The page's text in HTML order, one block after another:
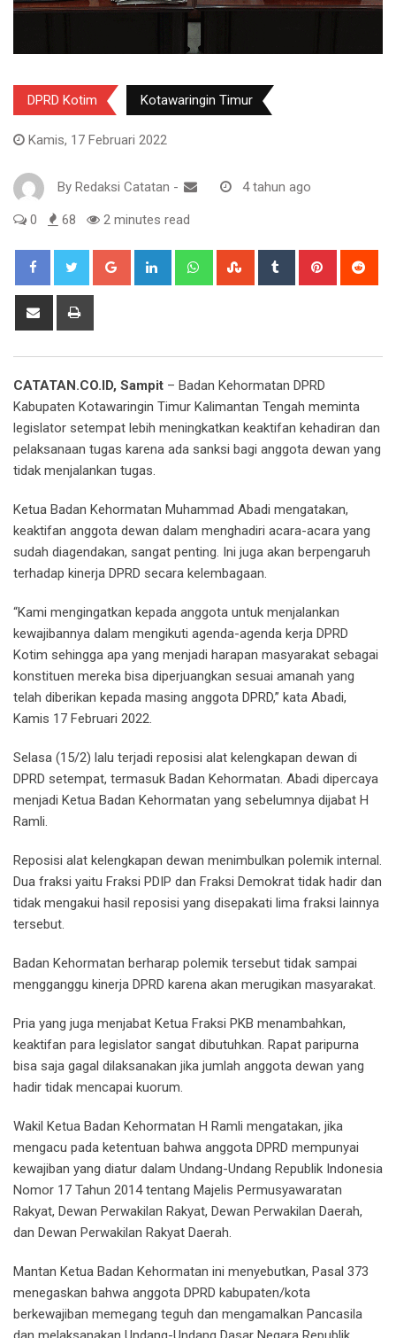
DPRD Kotim Kotawaringin Timur
Kamis, 17 Februari 2022
By Redaksi Catatan - 4 tahun ago
0 68 2 minutes read
Google+ LinkedIn WhatsappStumbleUpon
Tumblr Pinterest
Share
CATATAN.CO.ID, Sampit – Badan Kehormatan DPRD
Kabupaten Kotawaringin Timur Kalimantan Tengah meminta
legislator setempat lebih meningkatkan keaktifan kehadiran dan
pelaksanaan tugas karena ada sanksi bagi anggota dewan yang
tidak menjalankan tugas.
Ketua Badan Kehormatan Muhammad Abadi mengatakan,
keaktifan anggota dewan dalam menghadiri acara-acara yang
sudah diagendakan, sangat penting. Ini juga akan berpengaruh
terhadap kinerja DPRD secara kelembagaan.
“Kami mengingatkan kepada anggota untuk menjalankan
kewajibannya dalam mengikuti agenda-agenda kerja DPRD
Kotim sehingga apa yang menjadi harapan masyarakat sebagai
konstituen mereka bisa diperjuangkan sesuai amanah yang
telah diberikan kepada masing anggota DPRD,” kata Abadi,
Kamis 17 Februari 2022.
Selasa (15/2) lalu terjadi reposisi alat kelengkapan dewan di
DPRD setempat, termasuk Badan Kehormatan. Abadi dipercaya
menjadi Ketua Badan Kehormatan yang sebelumnya dijabat H
Ramli.
Reposisi alat kelengkapan dewan menimbulkan polemik internal.
Dua fraksi yaitu Fraksi PDIP dan Fraksi Demokrat tidak hadir dan
tidak mengakui hasil reposisi yang disepakati lima fraksi lainnya
tersebut.
Badan Kehormatan berharap polemik tersebut tidak sampai
mengganggu kinerja DPRD karena akan merugikan masyarakat.
Pria yang juga menjabat Ketua Fraksi PKB menambahkan,
keaktifan para legislator sangat dibutuhkan. Rapat paripurna
bisa saja gagal dilaksanakan jika jumlah anggota dewan yang
hadir tidak mencapai kuorum.
Wakil Ketua Badan Kehormatan H Ramli mengatakan, jika
mengacu pada ketentuan bahwa anggota DPRD mempunyai
kewajiban yang diatur dalam Undang-Undang Republik Indonesia
Nomor 17 Tahun 2014 tentang Majelis Permusyawaratan
Rakyat, Dewan Perwakilan Rakyat, Dewan Perwakilan Daerah,
dan Dewan Perwakilan Rakyat Daerah.
Mantan Ketua Badan Kehormatan ini menyebutkan, Pasal 373
menegaskan bahwa anggota DPRD kabupaten/kota
berkewajiban memegang teguh dan mengamalkan Pancasila